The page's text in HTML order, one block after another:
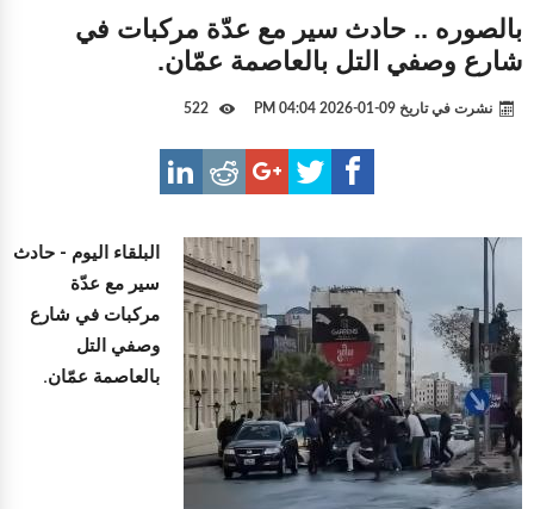
بالصوره .. حادث سير مع عدّة مركبات في
شارع وصفي التل بالعاصمة عمّان.
نشرت في تاريخ 09-01-2026 04:04 PM
البلقاء اليوم - حادث
سير مع عدّة
مركبات في شارع
وصفي التل
بالعاصمة عمّان.